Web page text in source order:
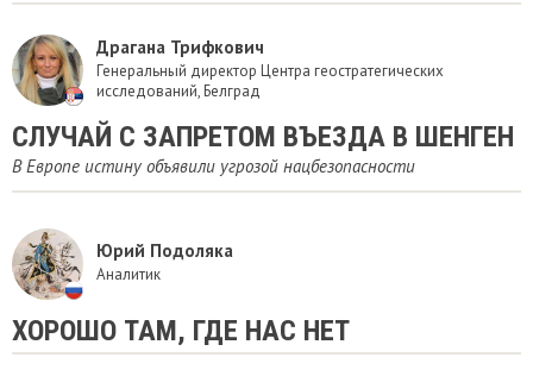
Драгана Трифкович
Генеральный директор Центра геостратегических
исследований, Белград
СЛУЧАЙ С ЗАПРЕТОМ ВЪЕЗДА В ШЕНГЕН
В Европе истину объявили угрозой нацбезопасности
Юрий Подоляка
Аналитик
ХОРОШО ТАМ, ГДЕ НАС НЕТ